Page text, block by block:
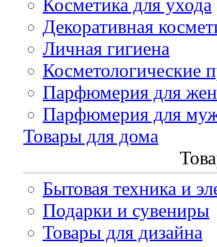
Косметика для ухода
Декоративная
Личная гигиена
Косметологические
Парфюмерия для
Парфюмерия для
Товары для дома
Бытовая техника и
Подарки и сувениры
Товары для дизайна